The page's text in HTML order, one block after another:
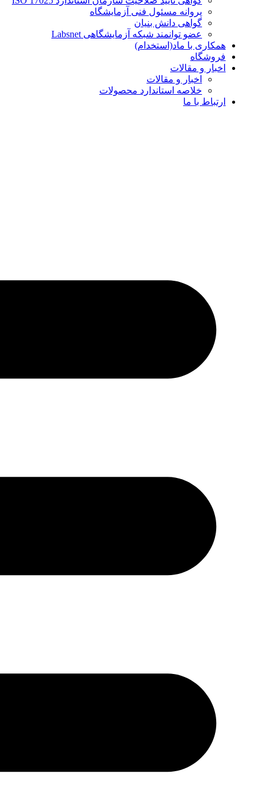
پروانه مسئول فنی آزمایشگاه
گواهی دانش بنیان
عضو توانمند شبکه آزمایشگاهی Labsnet
همکاری با ماد(استخدام)
فروشگاه
اخبار و مقالات
اخبار و مقالات
خلاصه استاندارد محصولات
ارتباط با ما